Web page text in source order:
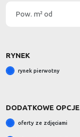
RYNEK
rynek pierwotny
DODATKOWE OPCJE
oferty ze zdjęciami